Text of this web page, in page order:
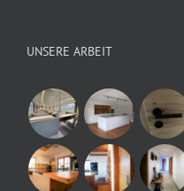
UNSERE ARBEIT